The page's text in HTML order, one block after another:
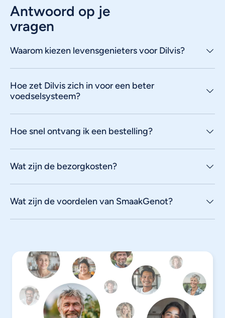
Antwoord op je
vragen
Waarom kiezen levensgenieters voor Dilvis?
Hoe zet Dilvis zich in voor een beter
voedselsysteem?
Hoe snel ontvang ik een bestelling?
Wat zijn de bezorgkosten?
Wat zijn de voordelen van SmaakGenot?